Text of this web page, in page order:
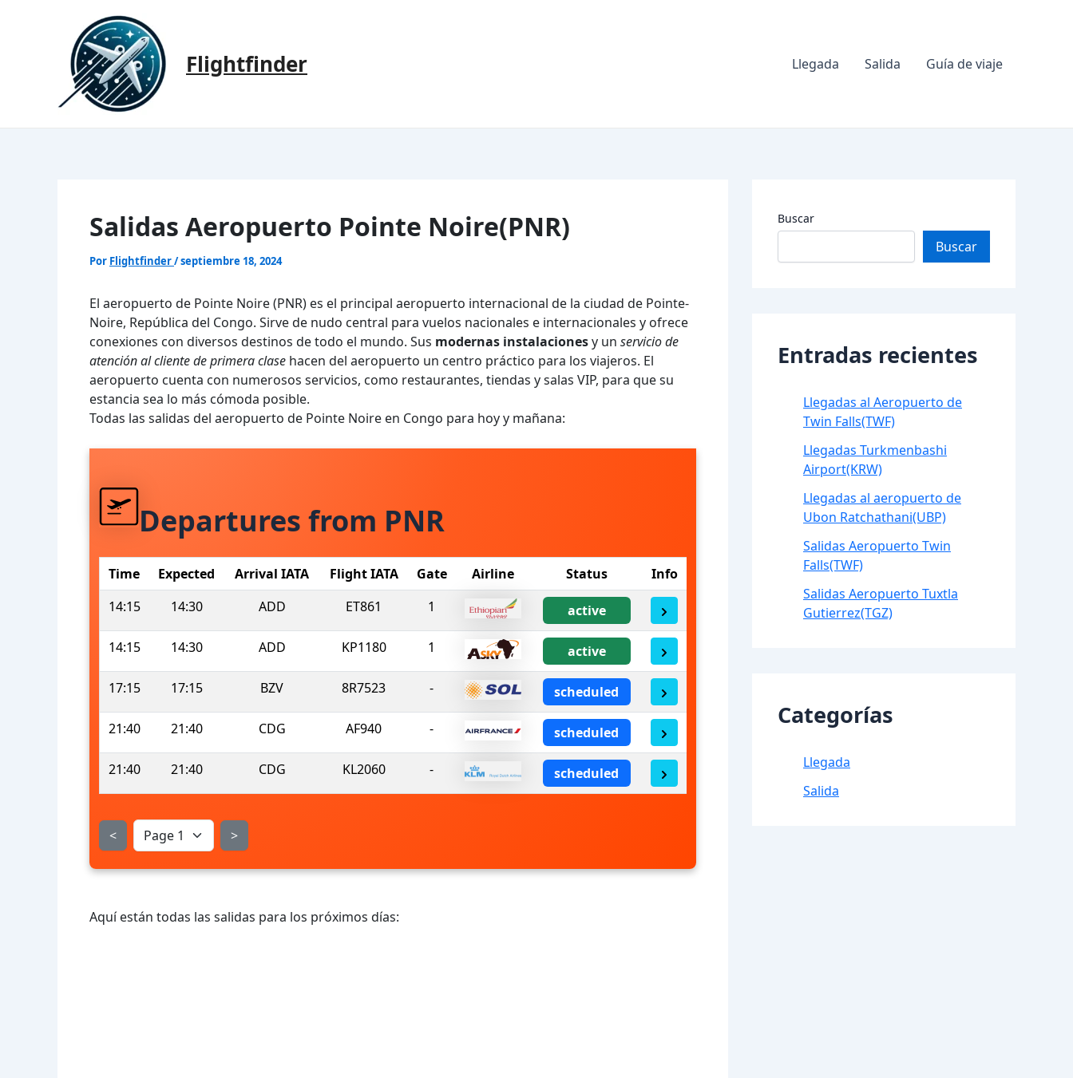
Flightfinder Llegada Salida Guía de viaje
Salidas Aeropuerto Pointe Noire(PNR)
Por Flightfinder/septiembre 18, 2024
El aeropuerto de Pointe Noire (PNR) es el principal aeropuerto internacional de la ciudad de Pointe-
Noire, República del Congo. Sirve de nudo central para vuelos nacionales e internacionales y ofrece
conexiones con diversos destinos de todo el mundo. Sus modernas instalacionesy un servicio de
atención al cliente de primera clase hacen del aeropuerto un centro práctico para los viajeros. El
aeropuerto cuenta con numerosos servicios, como restaurantes, tiendas y salas VIP, para que su
estancia sea lo más cómoda posible.
Todas las salidas del aeropuerto de Pointe Noire en Congo para hoy y mañana:
Departures from PNR
Time Expected Arrival IATA Flight IATA Gate Airline Status
Info
14:15
14:30 ADD ET861 1 active
14:15 14:30 ADD KP1180 1 active
17:15 17:15 BZV 8R7523 - scheduled
21:40 21:40 CDG AF940 - scheduled
21:40 21:40 CDG KL2060 - scheduled
< >
Aquí están todas las salidas para los próximos días:
Buscar
Buscar
Entradas recientes
Llegadas al Aeropuerto de
Twin Falls(TWF)
Llegadas Turkmenbashi
Airport(KRW)
Llegadas al aeropuerto de
Ubon Ratchathani(UBP)
Salidas Aeropuerto Twin
Falls(TWF)
Salidas Aeropuerto Tuxtla
Gutierrez(TGZ)
Categorías
Llegada
Salida